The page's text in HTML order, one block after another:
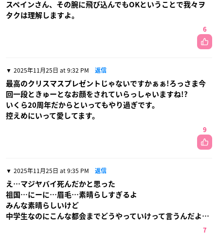
スペインさん、その腕に飛び込んでもOKということで我々ヲ
タクは理解しますよ。
6
2025年11月25日 at 9:32 PM 返信
最高のクリスマスプレゼントじゃないですかぁぁ!ろっさま今
回一段ときゅーとなお顔をされていらっしゃいますね!?
いくら20周年だからといってもやり過ぎです。
控えめにいって愛してます。
9
2025年11月25日 at 9:35 PM 返信
え…マジヤバイ死んだかと思った
祖国…にーに…眉毛…素晴らしすぎるよ
みんな素晴らしいけど
中学生なのにこんな都会までどうやっていけって言うんだよ…
7